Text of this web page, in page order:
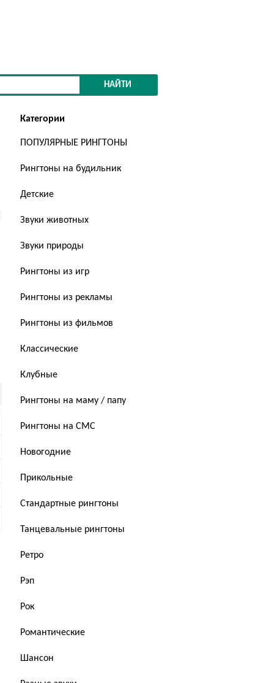
НАЙТИ
Категории
ПОПУЛЯРНЫЕ РИНГТОНЫ
Рингтоны на будильник
Детские
Звуки животных
Звуки природы
Рингтоны из игр
Рингтоны из рекламы
Рингтоны из фильмов
Классические
Клубные
Рингтоны на маму / папу
Рингтоны на СМС
Новогодние
Прикольные
Стандартные рингтоны
Танцевальные рингтоны
Ретро
Рэп
Рок
Романтические
Шансон